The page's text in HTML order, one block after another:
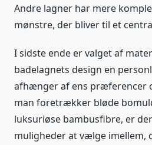
Andre lagner har mere
mønstre, der bliver til et
I sidste ende er valget af
badelagnets design en
afhænger af ens præferencer
man foretrækker bløde
luksuriøse bambusfibre, er
muligheder at vælge imellem,